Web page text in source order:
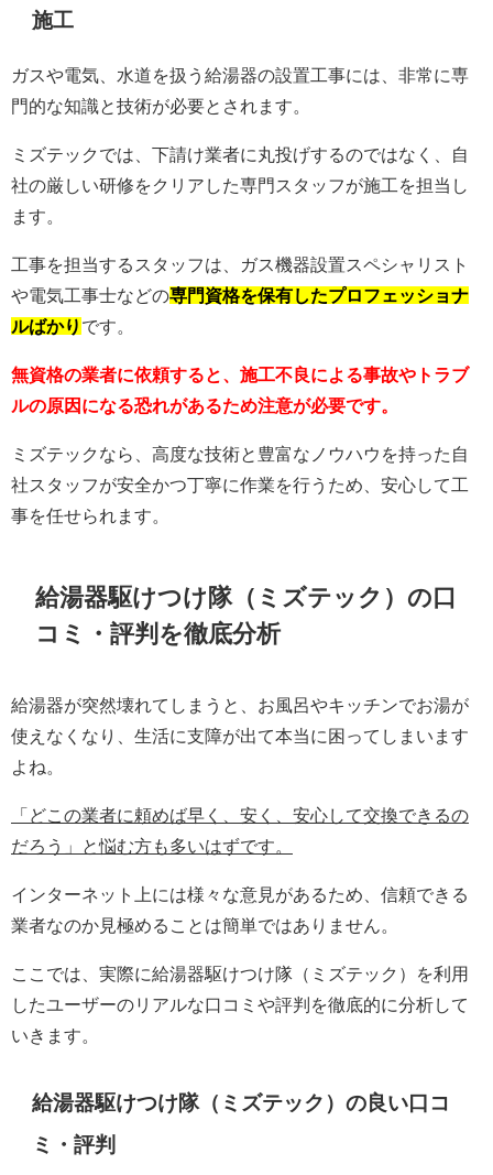
施工
ガスや電気、水道を扱う給湯器の設置工事には、非常に専
門的な知識と技術が必要とされます。
ミズテックでは、下請け業者に丸投げするのではなく、自
社の厳しい研修をクリアした専門スタッフが施工を担当し
ます。
工事を担当するスタッフは、ガス機器設置スペシャリスト
や電気工事士などの専門資格を保有したプロフェッショナ
ルばかり です。
無資格の業者に依頼すると、施工不良による事故やトラブ
ルの原因になる恐れがあるため注意が必要です。
ミズテックなら、高度な技術と豊富なノウハウを持った自
社スタッフが安全かつ丁寧に作業を行うため、安心して工
事を任せられます。
給湯器駆けつけ隊（ミズテック）の口
コミ・評判を徹底分析
給湯器が突然壊れてしまうと、お風呂やキッチンでお湯が
使えなくなり、生活に支障が出て本当に困ってしまいます
よね。
「どこの業者に頼めば早く、安く、安心して交換できるの
だろう」と悩む方も多いはずです。
インターネット上には様々な意見があるため、信頼できる
業者なのか見極めることは簡単ではありません。
ここでは、実際に給湯器駆けつけ隊（ミズテック）を利用
したユーザーのリアルな口コミや評判を徹底的に分析して
いきます。
給湯器駆けつけ隊（ミズテック）の良い口コ
ミ・評判